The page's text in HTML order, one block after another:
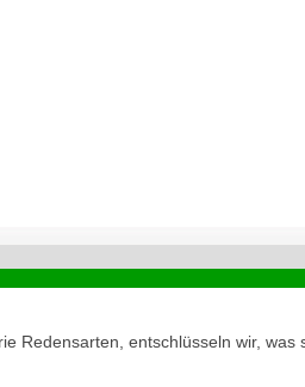
Redensarten, entschlüsseln wir, was